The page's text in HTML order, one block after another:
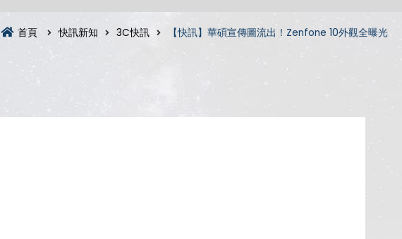
首頁 快訊新知 3C快訊 【快訊】華碩宣傳圖流出！Zenfone 10外觀全曝光